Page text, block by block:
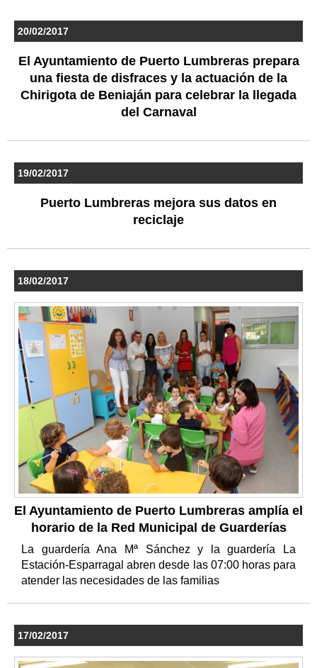
20/02/2017
El Ayuntamiento de Puerto Lumbreras prepara
una fiesta de disfraces y la actuación de la
Chirigota de Beniaján para celebrar la llegada
del Carnaval
19/02/2017
Puerto Lumbreras mejora sus datos en
reciclaje
18/02/2017
El Ayuntamiento de Puerto Lumbreras amplía el
horario de la Red Municipal de Guarderías
La guardería Ana Mª Sánchez y la guardería La
Estación-Esparragal abren desde las 07:00 horas para
atender las necesidades de las familias
17/02/2017